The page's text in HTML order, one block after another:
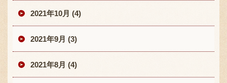
2021年10月 (4)
2021年9月 (3)
2021年8月 (4)